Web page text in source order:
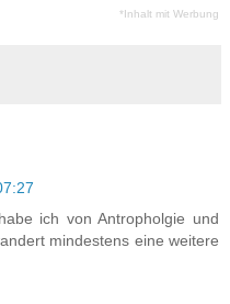
*Inhalt mit Werbung
ich von Antropholgie und
mindestens eine weitere